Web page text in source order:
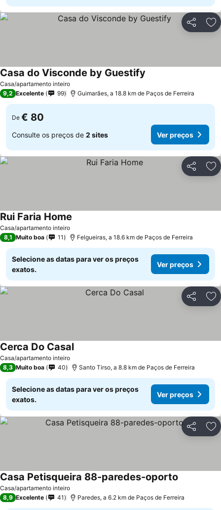
Partilhar
Casa/apartamento inteiro
Casa do Visconde by Guestify
9,2 Excelente 99 Guimarães, a 18.8 km de Paços de Ferreira
De € 80
Consulte os preços de 2 sites Ver preços
Partilhar
Casa/apartamento inteiro
Rui Faria Home
8,1 Muito boa 11 Felgueiras, a 18.6 km de Paços de Ferreira
Selecione as datas para ver os preços
exatos.
Ver preços
Partilhar
Casa/apartamento inteiro
Cerca Do Casal
8,3 Muito boa 40 Santo Tirso, a 8.8 km de Paços de Ferreira
Selecione as datas para ver os preços
exatos.
Ver preços
Partilhar
Casa/apartamento inteiro
Casa Petisqueira 88-paredes-oporto
8,9 Excelente 41 Paredes, a 6.2 km de Paços de Ferreira